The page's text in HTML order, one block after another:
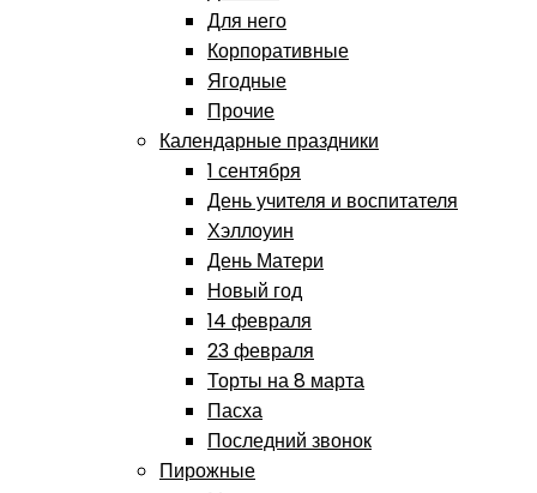
Для него
Корпоративные
Ягодные
Прочие
Календарные праздники
1 сентября
День учителя и воспитателя
Хэллоуин
День Матери
Новый год
14 февраля
23 февраля
Торты на 8 марта
Пасха
Последний звонок
Пирожные